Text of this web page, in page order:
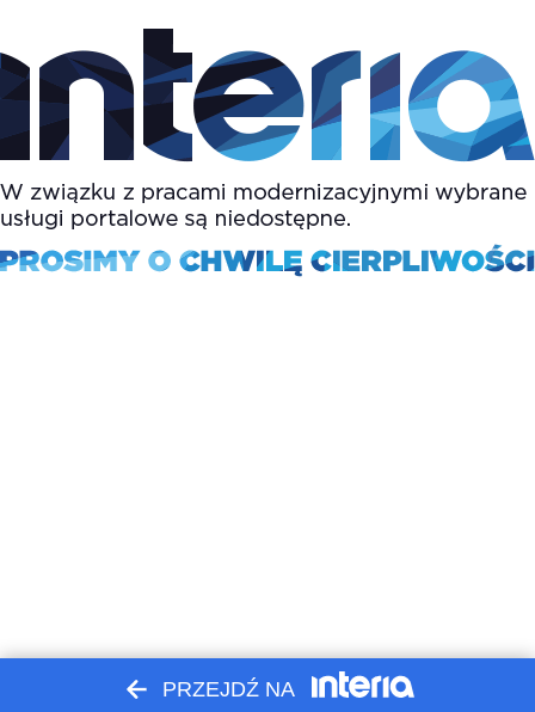
PRZEJDŹ NA